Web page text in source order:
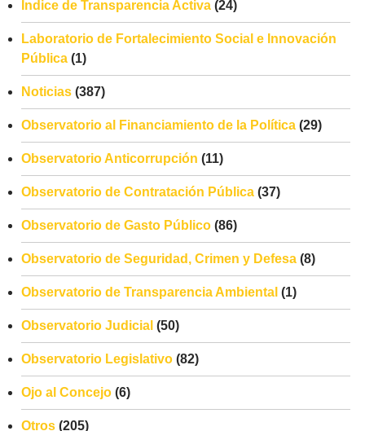
Índice de Transparencia Activa (24)
Laboratorio de Fortalecimiento Social e Innovación
Pública (1)
Noticias (387)
Observatorio al Financiamiento de la Política (29)
Observatorio Anticorrupción (11)
Observatorio de Contratación Pública (37)
Observatorio de Gasto Público (86)
Observatorio de Seguridad, Crimen y Defesa (8)
Observatorio de Transparencia Ambiental (1)
Observatorio Judicial (50)
Observatorio Legislativo (82)
Ojo al Concejo (6)
Otros (205)